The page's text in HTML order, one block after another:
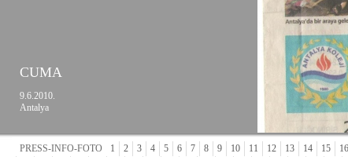
CUMA
9.6.2010.
Antalya
PRESS-INFO-FOTO 1 2 3 4 5 6 7 8 9 10 11 12 13 14 15 16